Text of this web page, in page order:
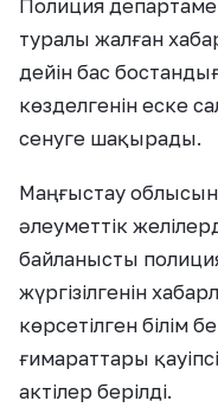
Полиция
туралы жалған
дейін бас
көзделгенін еске
сенуге шақырады.
Маңғыстау
әлеуметтік
байланысты
жүргізілгенін
көрсетілген білім
ғимараттары
актілер берілді.